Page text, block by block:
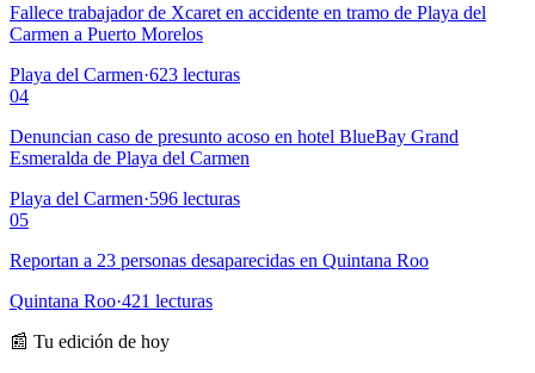
Fallece trabajador de Xcaret en accidente en tramo de Playa del
Carmen a Puerto Morelos
Playa del Carmen·623 lecturas
04
Denuncian caso de presunto acoso en hotel BlueBay Grand
Esmeralda de Playa del Carmen
Playa del Carmen·596 lecturas
05
Reportan a 23 personas desaparecidas en Quintana Roo
Quintana Roo·421 lecturas
📰 Tu edición de hoy